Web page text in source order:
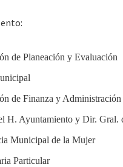
de Planeación y Evaluación
de Finanza y Administración
H. Ayuntamiento y Dir. Gral.
Municipal de la Mujer
Particular